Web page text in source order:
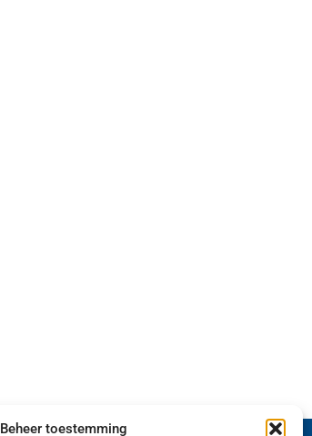
Beheer toestemming